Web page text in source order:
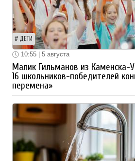
ДЕТИ
10:55 | 5 августа
Малик Гильманов из Каменска-
16 школьников-победителей
перемена»